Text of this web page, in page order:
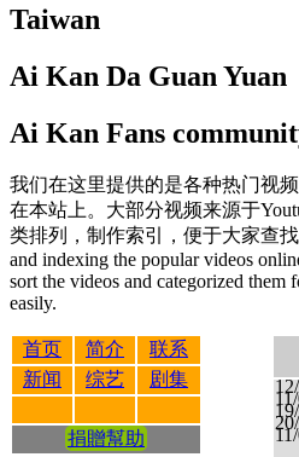
Taiwan
Ai Kan Da Guan Yuan
Ai Kan Fans
我们在这里提供的是各种热门视
在本站上。大部分视频来源于
类排列，制作索引，便于大家查找
and indexing the popular videos
sort the videos and categorized
easily.
首页 简介
联系
新闻
综艺 剧集
捐贈幫助
❤️